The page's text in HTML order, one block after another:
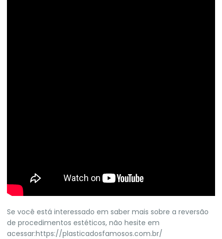
Se você está interessado em saber mais sobre a reversão
de procedimentos estéticos, não hesite em
acessar:https://plasticadosfamosos.com.br/